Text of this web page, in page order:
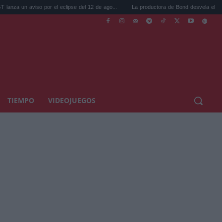
por el eclipse del 12 de ago... La productora de Bond desvela el casting del
TIEMPO VIDEOJUEGOS